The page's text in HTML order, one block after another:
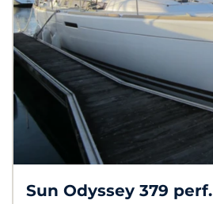
Sun Odyssey 379 perf.